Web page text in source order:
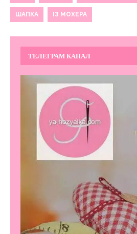
ШАПКА ІЗ МОХЕРА
ТЕЛЕГРАМ КАНАЛ